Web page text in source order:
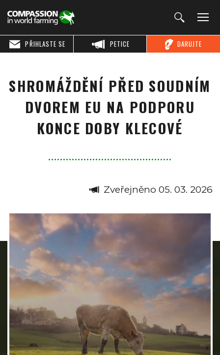
DARUJTE
PETICE
PŘIHLASTE SE
SHROMÁŽDĚNÍ PŘED SOUDNÍM
DVOREM EU NA PODPORU
KONCE DOBY KLECOVÉ
Zveřejněno 05. 03. 2026